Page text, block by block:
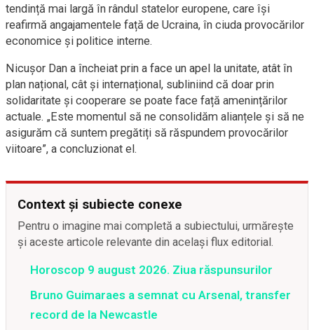
tendință mai largă în rândul statelor europene, care își
reafirmă angajamentele față de Ucraina, în ciuda provocărilor
economice și politice interne.
Nicușor Dan a încheiat prin a face un apel la unitate, atât în
plan național, cât și internațional, subliniind că doar prin
solidaritate și cooperare se poate face față amenințărilor
actuale. „Este momentul să ne consolidăm alianțele și să ne
asigurăm că suntem pregătiți să răspundem provocărilor
viitoare”, a concluzionat el.
Context și subiecte conexe
Pentru o imagine mai completă a subiectului, urmărește
și aceste articole relevante din același flux editorial.
Horoscop 9 august 2026. Ziua răspunsurilor
Bruno Guimaraes a semnat cu Arsenal, transfer
record de la Newcastle